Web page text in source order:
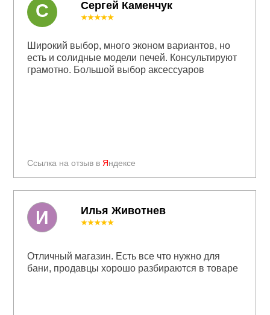
Сергей Каменчук
Ссылка на отзыв в Яндексе
★★★★★
Широкий выбор, много эконом вариантов, но
есть и солидные модели печей. Консультируют
грамотно. Большой выбор аксессуаров
С
Илья Животнев
★★★★★
Отличный магазин. Есть все что нужно для
бани, продавцы хорошо разбираются в товаре
И